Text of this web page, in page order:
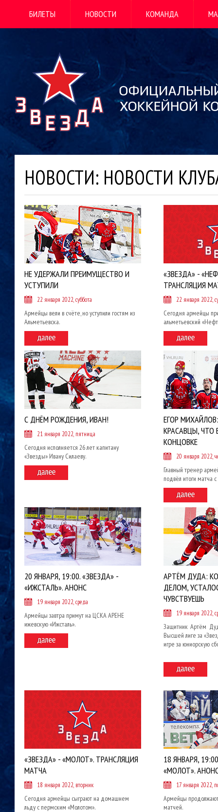
БИЛЕТЫ НОВОСТИ КОМАНДА
НОВОСТИ: НОВОСТИ
НЕ УДЕРЖАЛИ ПРЕИМУЩЕСТВО И
УСТУПИЛИ
22 января 2022, суббота
Армейцы вели в счёте, но уступили гостям из
Альметьевска.
«ЗВЕЗДА» -
ТРАНСЛЯЦИЯ
22 января 2022,
Сегодня армейцы
альметьевский
С ДНЁМ РОЖДЕНИЯ, ИВАН!
21 января 2022, пятница
Сегодня исполняется 26 лет капитану
«Звезды» Ивану Силаеву.
ЕГОР
КРАСАВЦЫ, ЧТО
КОНЦОВКЕ
20 января 2022,
Главный тренер
подвёл итоги матча
20 ЯНВАРЯ, 19:00. «ЗВЕЗДА» -
«ИЖСТАЛЬ». АНОНС
19 января 2022, среда
Армейцы завтра примут на ЦСКА АРЕНЕ
ижевскую «Ижсталь».
АРТЁМ ДУДА:
ДЕЛОМ,
ЧУВСТВУЕШЬ
19 января 2022,
Защитник Артём
Высшей лиге за
игре за юниорскую
«ЗВЕЗДА» - «МОЛОТ». ТРАНСЛЯЦИЯ
МАТЧА
18 января 2022, вторник
Сегодня армейцы сыграют на домашнем
льду с пермским «Молотом».
18 ЯНВАРЯ,
«МОЛОТ».
17 января 2022,
Армейцы
матчей.